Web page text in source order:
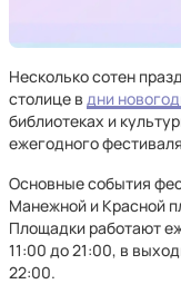
Несколько сотен
столице в дни
библиотеках и
ежегодного фестиваля
Основные события
Манежной и Красной
Площадки работают
11:00 до 21:00, в
22:00.